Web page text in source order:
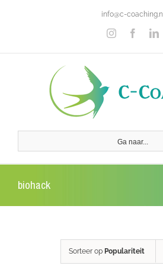
info@c-
Instagram
Ga naar...
biohack
Sorteer op Populariteit